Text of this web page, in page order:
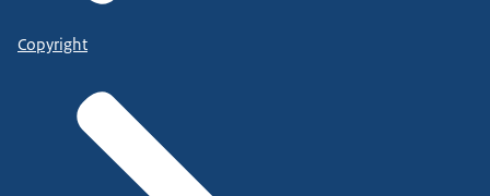
Copyright